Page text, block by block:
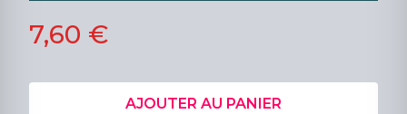
7,60 €
AJOUTER AU PANIER